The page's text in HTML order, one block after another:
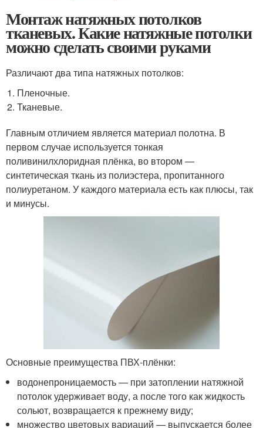
Монтаж натяжных потолков
тканевых. Какие натяжные потолки
можно сделать своими руками
Различают два типа натяжных потолков:
Пленочные.
Тканевые.
Главным отличием является материал полотна. В
первом случае используется тонкая
поливинилхлоридная плёнка, во втором —
синтетическая ткань из полиэстера, пропитанного
полиуретаном. У каждого материала есть как плюсы, так
и минусы.
Основные преимущества ПВХ-плёнки:
водонепроницаемость — при затоплении натяжной
потолок удерживает воду, а после того как жидкость
сольют, возвращается к прежнему виду;
множество цветовых вариаций — выпускается более